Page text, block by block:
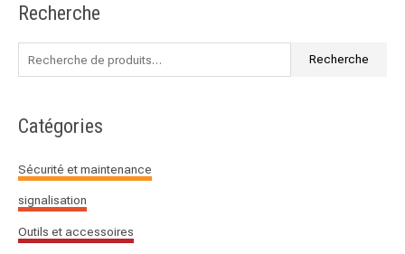
Recherche
R
r
h
e
p
Recherche
Catégories
Sécurité et maintenance
signalisation
Outils et accessoires